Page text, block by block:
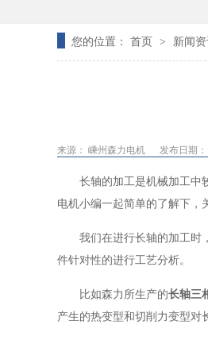
您的位置： 首页 > 新闻
来源： 嵊州森力电机 发布日期
长轴的加工是机械加工中
电机小编一起简单的了解下，
我们在进行长轴的加工时
件针对性的进行工艺分析。
比如森力所生产的长轴三
产生的热变型和切削力变型对